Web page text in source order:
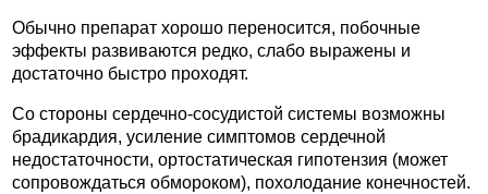
Обычно препарат хорошо переносится, побочные
эффекты развиваются редко, слабо выражены и
достаточно быстро проходят.
Со стороны сердечно-сосудистой системы возможны
брадикардия, усиление симптомов сердечной
недостаточности, ортостатическая гипотензия (может
сопровождаться обмороком), похолодание конечностей.